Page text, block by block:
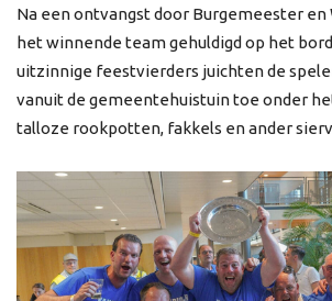
Na een ontvangst door Burgemeester en
het winnende team gehuldigd op het
uitzinnige feestvierders juichten de
vanuit de gemeentehuistuin toe onder
talloze rookpotten, fakkels en ander